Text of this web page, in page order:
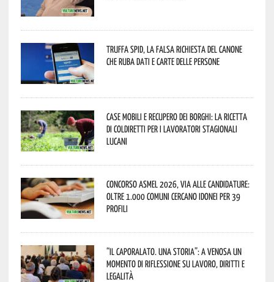
Truffa Spid, la falsa richiesta del canone
che ruba dati e carte delle persone
Case mobili e recupero dei borghi: la ricetta
di Coldiretti per i lavoratori stagionali
lucani
Concorso Asmel 2026, via alle candidature:
oltre 1.000 Comuni cercano idonei per 39
profili
“Il caporalato. Una storia”: a Venosa un
momento di riflessione su lavoro, diritti e
legalità